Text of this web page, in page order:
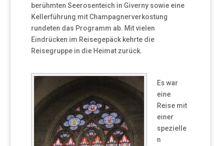
berühmten Seerosenteich in Giverny sowie eine
Kellerführung mit Champagnerverkostung
rundeten das Programm ab. Mit vielen
Eindrücken im Reisegepäck kehrte die
Reisegruppe in die Heimat zurück.
Es war
eine
Reise mit
einer
spezielle
n